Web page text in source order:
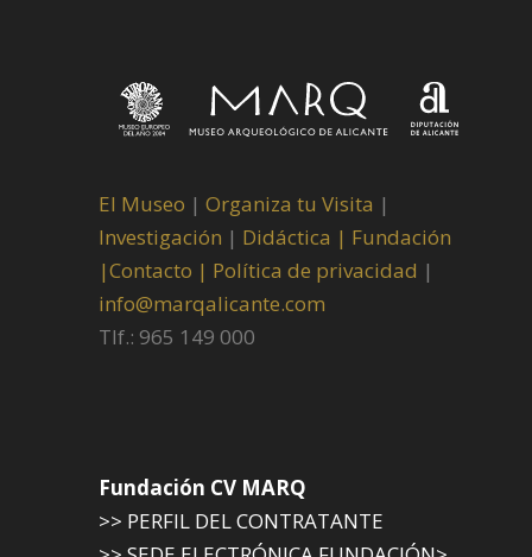
El Museo | Organiza tu Visita |
Investigación | Didáctica | Fundación
|Contacto | Política de privacidad |
info@marqalicante.com
Tlf.: 965 149 000
Fundación CV MARQ
>> PERFIL DEL CONTRATANTE